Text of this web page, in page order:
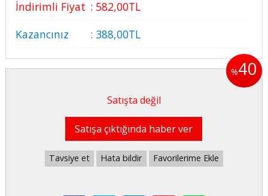
İndirimli Fiyat : 582,00TL
Kazancınız
: 388,00TL
%40
Satışta değil
Satışa çıktığında haber ver
Tavsiye et Hata bildir Favorilerime Ekle